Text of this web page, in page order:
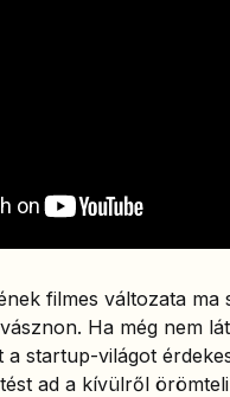
filmes változata ma
Ha még nem
a startup-világot
ad a kívülről